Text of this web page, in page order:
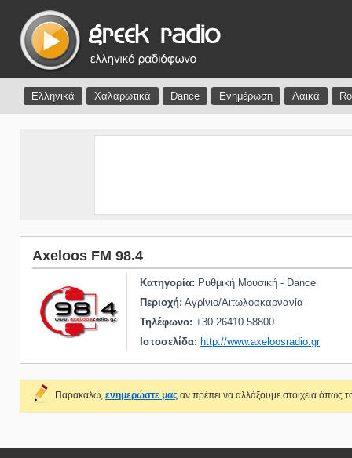
Ελληνικά Χαλαρωτικά Dance Ενημέρωση Λαϊκά
Axeloos FM 98.4
Κατηγορία: Ρυθμική Μουσική - Dance
Περιοχή: Αγρίνιο/Αιτωλοακαρνανία
Τηλέφωνο: +30 26410 58800
Ιστοσελίδα: http://www.axeloosradio.gr
Παρακαλώ, ενημερώστε μας αν πρέπει να αλλάξουμε στοιχεία όπως